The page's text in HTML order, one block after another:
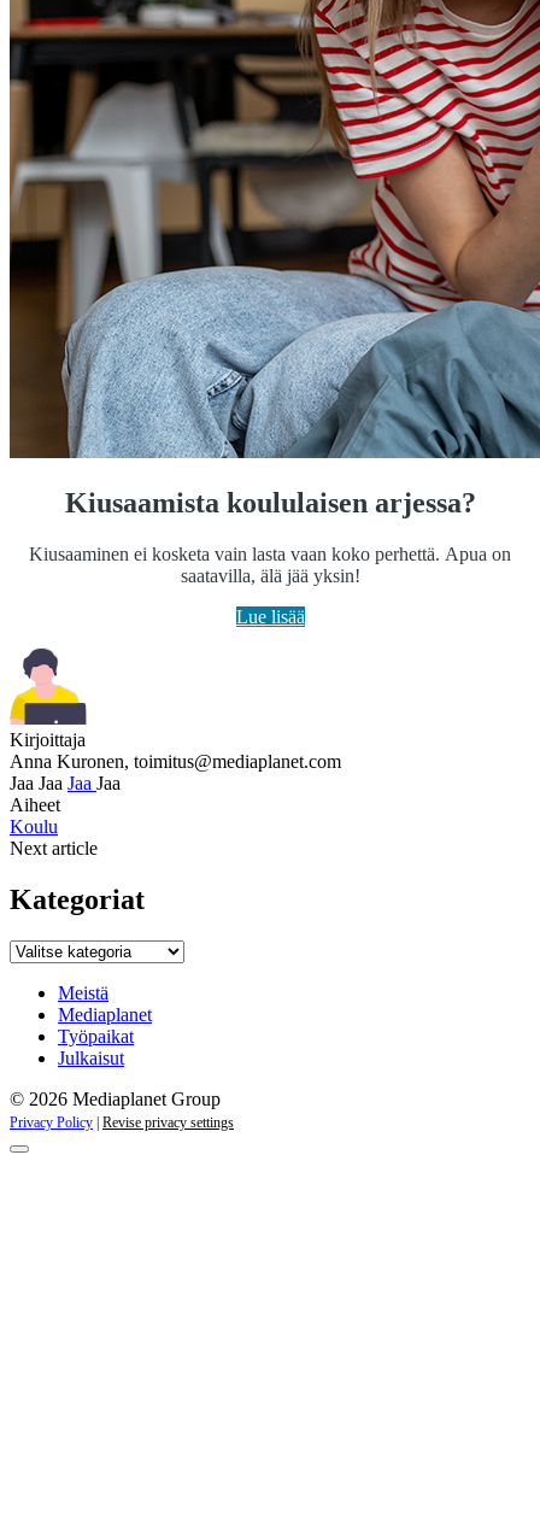
Kiusaamista koululaisen arjessa?
Kiusaaminen ei kosketa vain lasta vaan koko perhettä. Apua on
saatavilla, älä jää yksin!
Lue lisää
Kirjoittaja
Anna Kuronen, toimitus@mediaplanet.com
Jaa Jaa Jaa Jaa
Aiheet
Koulu
Next article
Kategoriat
Kategoriat
Meistä
Mediaplanet
Työpaikat
Julkaisut
© 2026 Mediaplanet Group
Privacy Policy Revise privacy settings